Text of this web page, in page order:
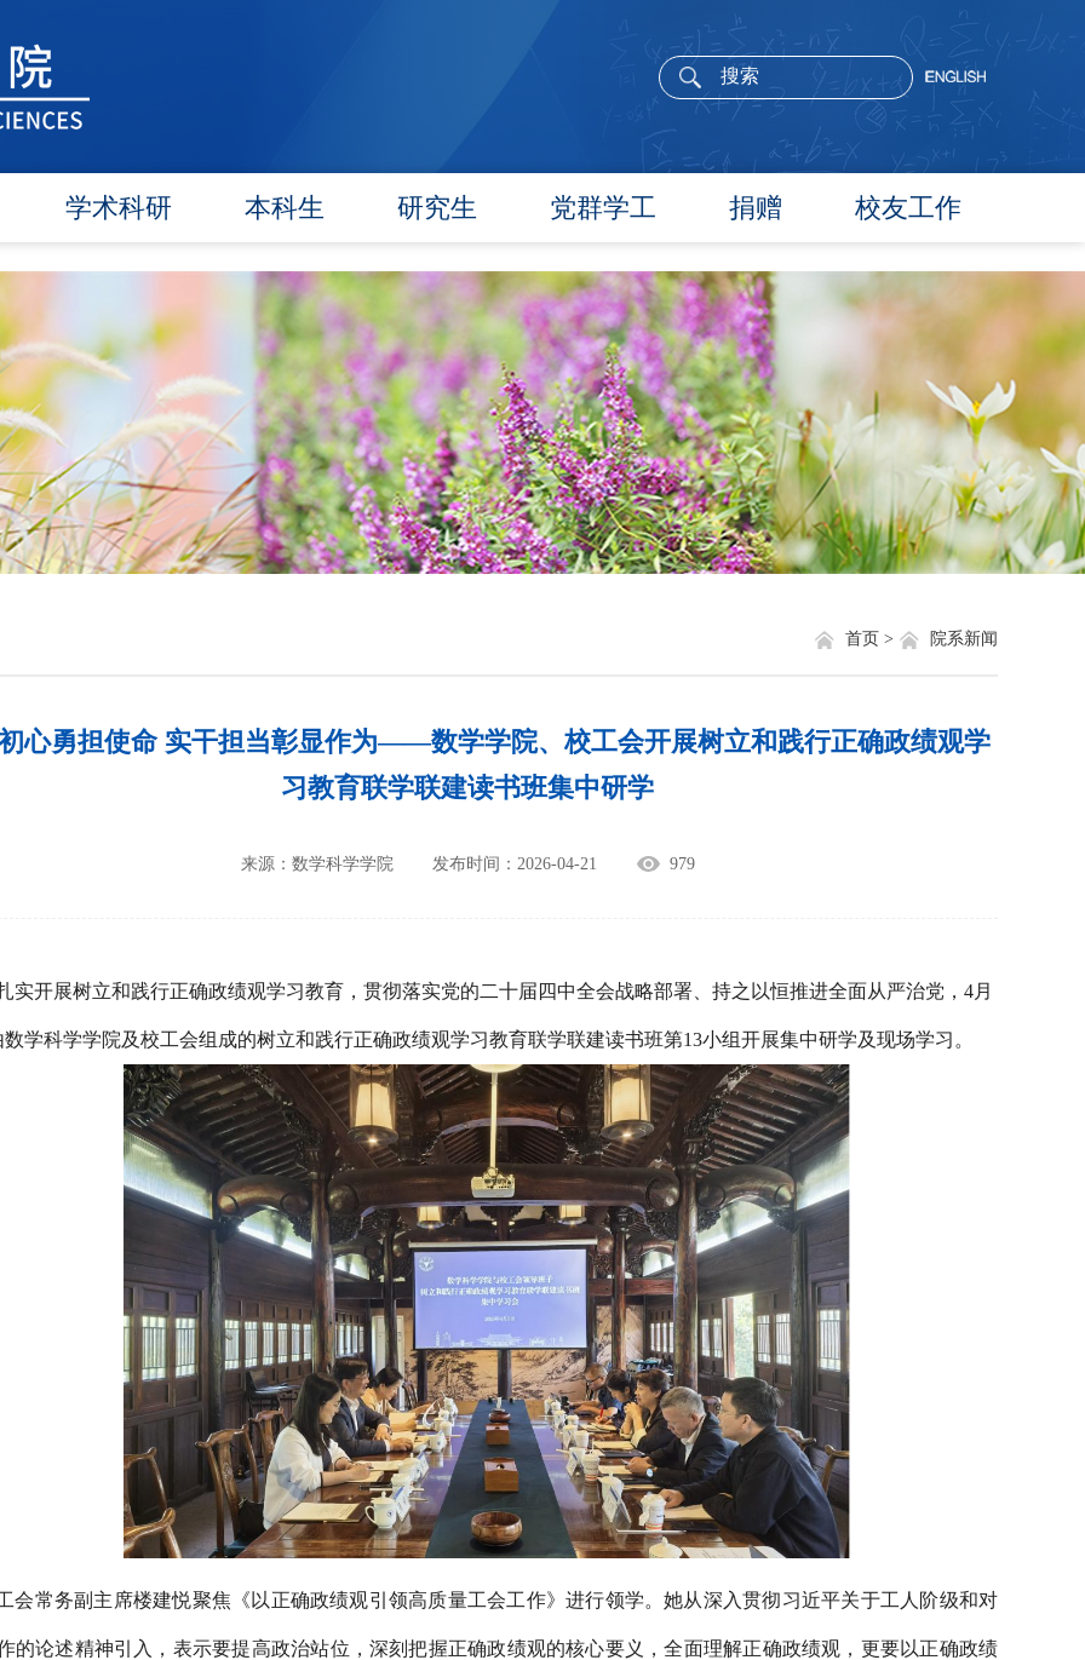
学术科研
学术团队
学术活动
信息公告
文件汇编
本科生
信息公告
教研动态
学籍管理
实践教学
对外交流
培养方案
研究生
信息公告
招生工作
培养工作
毕业学位
政策文件
党群学工
党委概况
党建工作
文件汇编
团学通知
团学新闻
就业信息
学生文件资料
捐赠 校友工作
院长寄语
活动通告
校友新闻
校友风采
校友名录
相关网站链接
关于我们院系新闻
首页 >
心勇担使命 实干担当彰显作为——数学学院、校工会开展树立和践行正确政绩观学
习教育联学联建读书班集中研学
来源：数学科学学院 发布时间：2026-04-21 979
实开展树立和践行正确政绩观学习教育，贯彻落实党的二十届四中全会战略部署、持之以恒推进全面从严治党， 4月
数学科学学院及校工会组成的树立和践行正确政绩观学习教育联学联建读书班第13小组开展集中研学及现场学习。
会常务副主席楼建悦聚焦《以正确政绩观引领高质量工会工作》进行领学。她从深入贯彻习近平关于工人阶级和对
的论述精神引入，表示要提高政治站位，深刻把握正确政绩观的核心要义，全面理解正确政绩观，更要以正确政绩